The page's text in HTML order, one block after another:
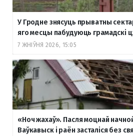
У Гродне знясуць прыватны
яго месцы пабудуюць грамадскі
7 ЖНІЎНЯ 2026, 15:05
«Ноч жахаў». Пасля моцнай
Ваўкавыск і раён засталіся без